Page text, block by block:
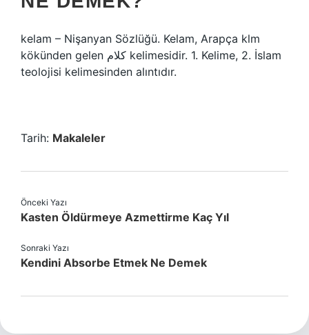
kelam – Nişanyan Sözlüğü. Kelam, Arapça klm
kökünden gelen كلام kelimesidir. 1. Kelime, 2. İslam
teolojisi kelimesinden alıntıdır.
Tarih: Makaleler
Önceki Yazı
Kasten Öldürmeye Azmettirme Kaç Yıl
Sonraki Yazı
Kendini Absorbe Etmek Ne Demek